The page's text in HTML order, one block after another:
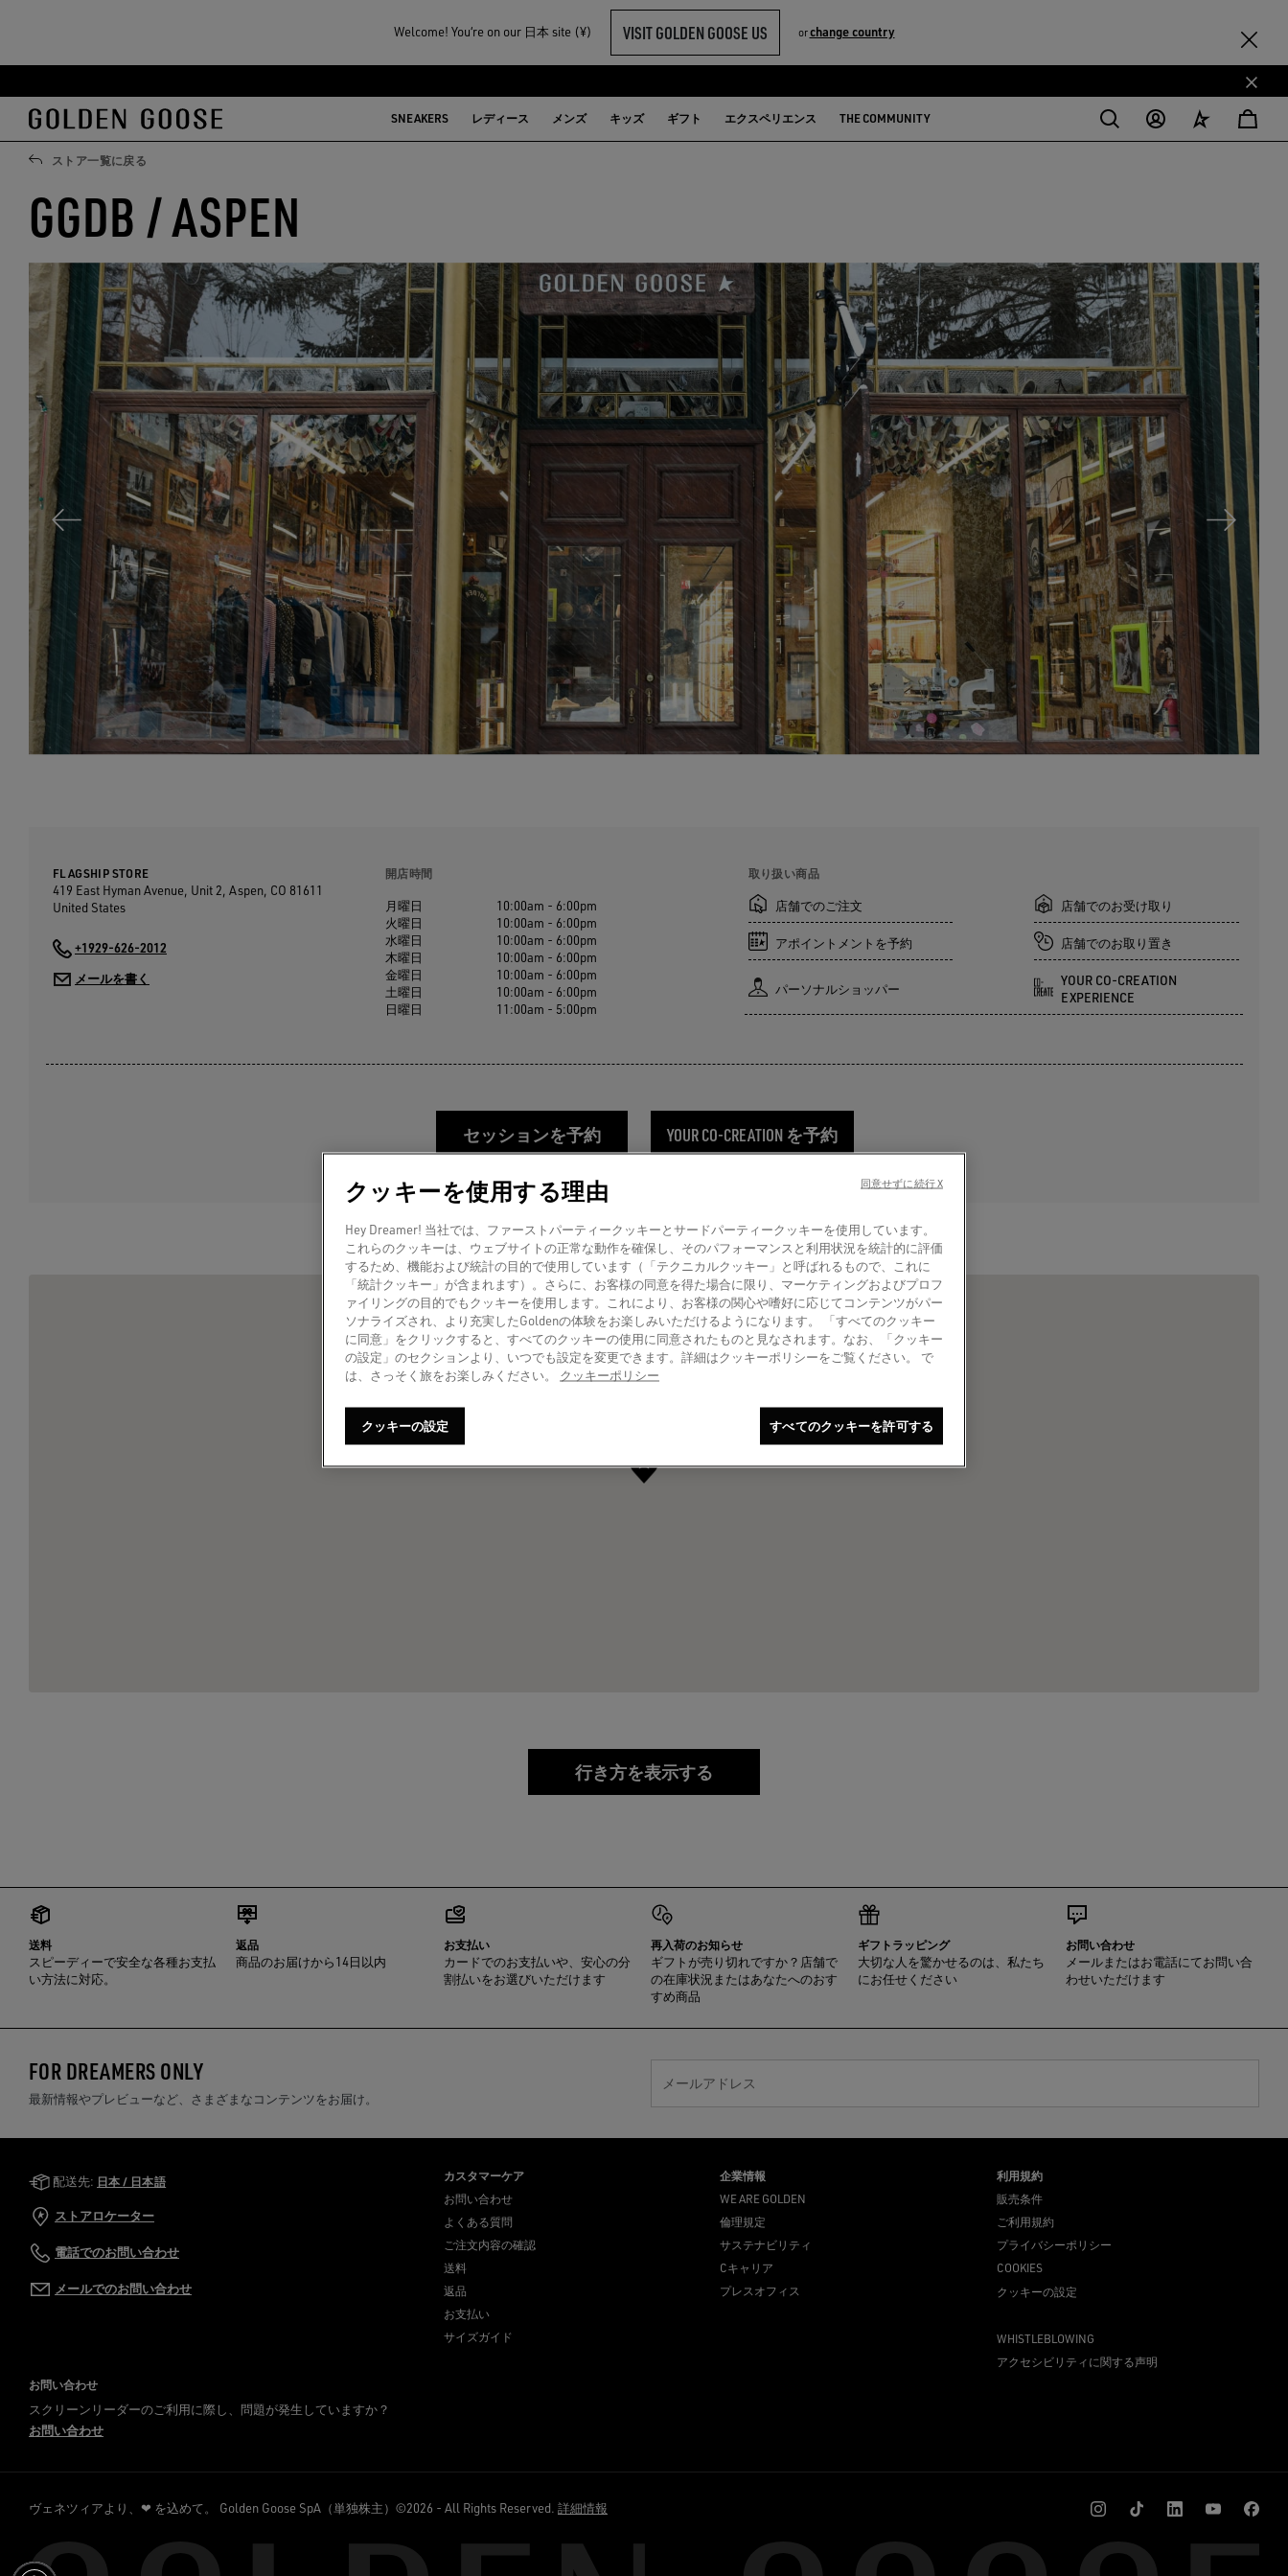
Welcome! You‘re on our 日本 site (¥) VISIT GOLDEN GOOSE US orchange country
メ
イ
ン
コ
テ
ン
移
る
フ
ッ
タ
ー
ン
テ
に
す
る
SNEAKERS レディース メンズ キッズ ギフト エクスペリエンス THE COMMUNITY
ストア一覧に戻る
GGDB / ASPEN
FLAGSHIP STORE
419 East Hyman Avenue, Unit 2, Aspen, CO 81611
United States
+1929-626-2012
メールを書く
開店時間
月曜日
火曜日
水曜日
木曜日
金曜日
土曜日
日曜日
10:00am - 6:00pm
10:00am - 6:00pm
10:00am - 6:00pm
10:00am - 6:00pm
10:00am - 6:00pm
10:00am - 6:00pm
11:00am - 5:00pm
取り扱い商品
店舗でのご注文 店舗でのお受け取り
アポイントメントを予約 店舗でのお取り置き
パーソナルショッパー
YOUR CO-CREATION
EXPERIENCE
セッションを予約 YOUR CO-CREATION を予約
行き方を表示する
送料
スピーディーで安全な各種お支払
い方法に対応。
返品
商品のお届けから14日以内
お支払い
カードでのお支払いや、安心の分
割払いをお選びいただけます
再入荷のお知らせ
ギフトが売り切れですか？店舗で
の在庫状況またはあなたへのおす
すめ商品
ギフトラッピング
大切な人を驚かせるのは、私たち
にお任せください
お問い合わせ
メールまたはお電話にてお問い合
わせいただけます
FOR DREAMERS ONLY
最新情報やプレビューなど、さまざまなコンテンツをお届け。
メールアドレス
Golden Goose Services
配送先: 日本 / 日本語
ストアロケーター
電話でのお問い合わせ
メールでのお問い合わせ
カスタマーケア
お問い合わせ
よくある質問
ご注文内容の確認
送料
返品
お支払い
サイズガイド
企業情報
WE ARE GOLDEN
倫理規定
サステナビリティ
Cキャリア
プレスオフィス
利用規約
販売条件
ご利用規約
プライバシーポリシー
COOKIES
クッキーの設定
WHISTLEBLOWING
アクセシビリティに関する声明
お問い合わせ
スクリーンリーダーのご利用に際し、問題が発生していますか？
お問い合わせ
ヴェネツィアより、❤ を込めて。 Golden Goose SpA（単独株主）©2026 - All Rights Reserved. 詳細情報
クッキーを使用する理由
Hey Dreamer! 当社では、ファーストパーティークッキーとサードパーティークッキーを使用しています。
これらのクッキーは、ウェブサイトの正常な動作を確保し、そのパフォーマンスと利用状況を統計的に評価
するため、機能および統計の目的で使用しています（「テクニカルクッキー」と呼ばれるもので、これに
「統計クッキー」が含まれます）。さらに、お客様の同意を得た場合に限り、マーケティングおよびプロフ
ァイリングの目的でもクッキーを使用します。これにより、お客様の関心や嗜好に応じてコンテンツがパー
ソナライズされ、より充実したGoldenの体験をお楽しみいただけるようになります。 「すべてのクッキー
に同意」をクリックすると、すべてのクッキーの使用に同意されたものと見なされます。なお、「クッキー
の設定」のセクションより、いつでも設定を変更できます。詳細はクッキーポリシーをご覧ください。 で
は、さっそく旅をお楽しみください。 クッキーポリシー
クッキーの設定 すべてのクッキーを許可する
同意せずに続行 X